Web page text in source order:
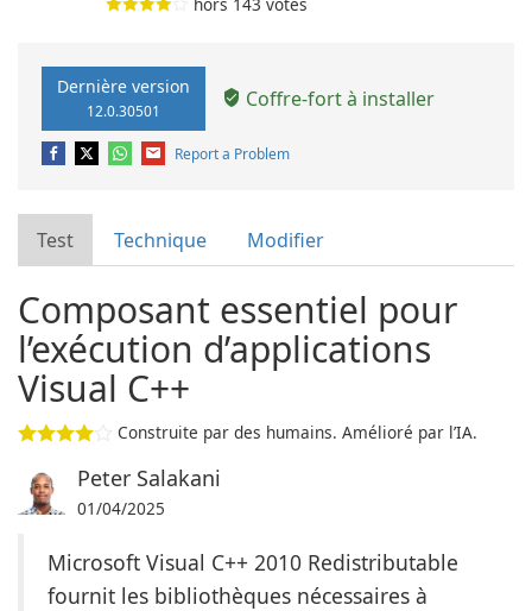
Dernière version
12.0.30501 Coffre-fort à installer
Report a Problem
Test Technique Modifier
Composant essentiel pour
l’exécution d’applications
Visual C++
Construite par des humains. Amélioré par l’IA.
Peter Salakani
01/04/2025
Microsoft Visual C++ 2010 Redistributable
fournit les bibliothèques nécessaires à